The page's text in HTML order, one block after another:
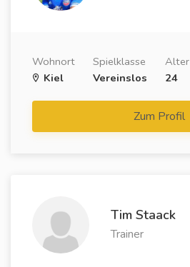
Wohnort
Kiel
Spielklasse
Vereinslos
Alter
24
Zum Profil
Tim Staack
Trainer